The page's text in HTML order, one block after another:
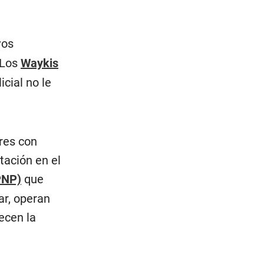
Waykis
no le
con
en el
que
operan
la